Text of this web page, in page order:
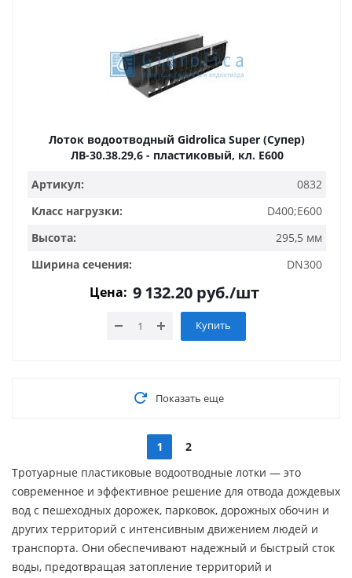
Лоток водоотводный Gidrolica Super (Супер)
ЛВ-30.38.29,6 - пластиковый, кл. Е600
Артикул:
0832
Класс нагрузки:
D400;E600
Высота:
295,5 мм
Ширина сечения:
DN300
Цена: 9 132.20руб./шт
Купить
Показать еще
1
2
Тротуарные пластиковые водоотводные лотки — это
современное и эффективное решение для отвода дождевых
вод с пешеходных дорожек, парковок, дорожных обочин и
других территорий с интенсивным движением людей и
транспорта. Они обеспечивают надежный и быстрый сток
воды, предотвращая затопление территорий и